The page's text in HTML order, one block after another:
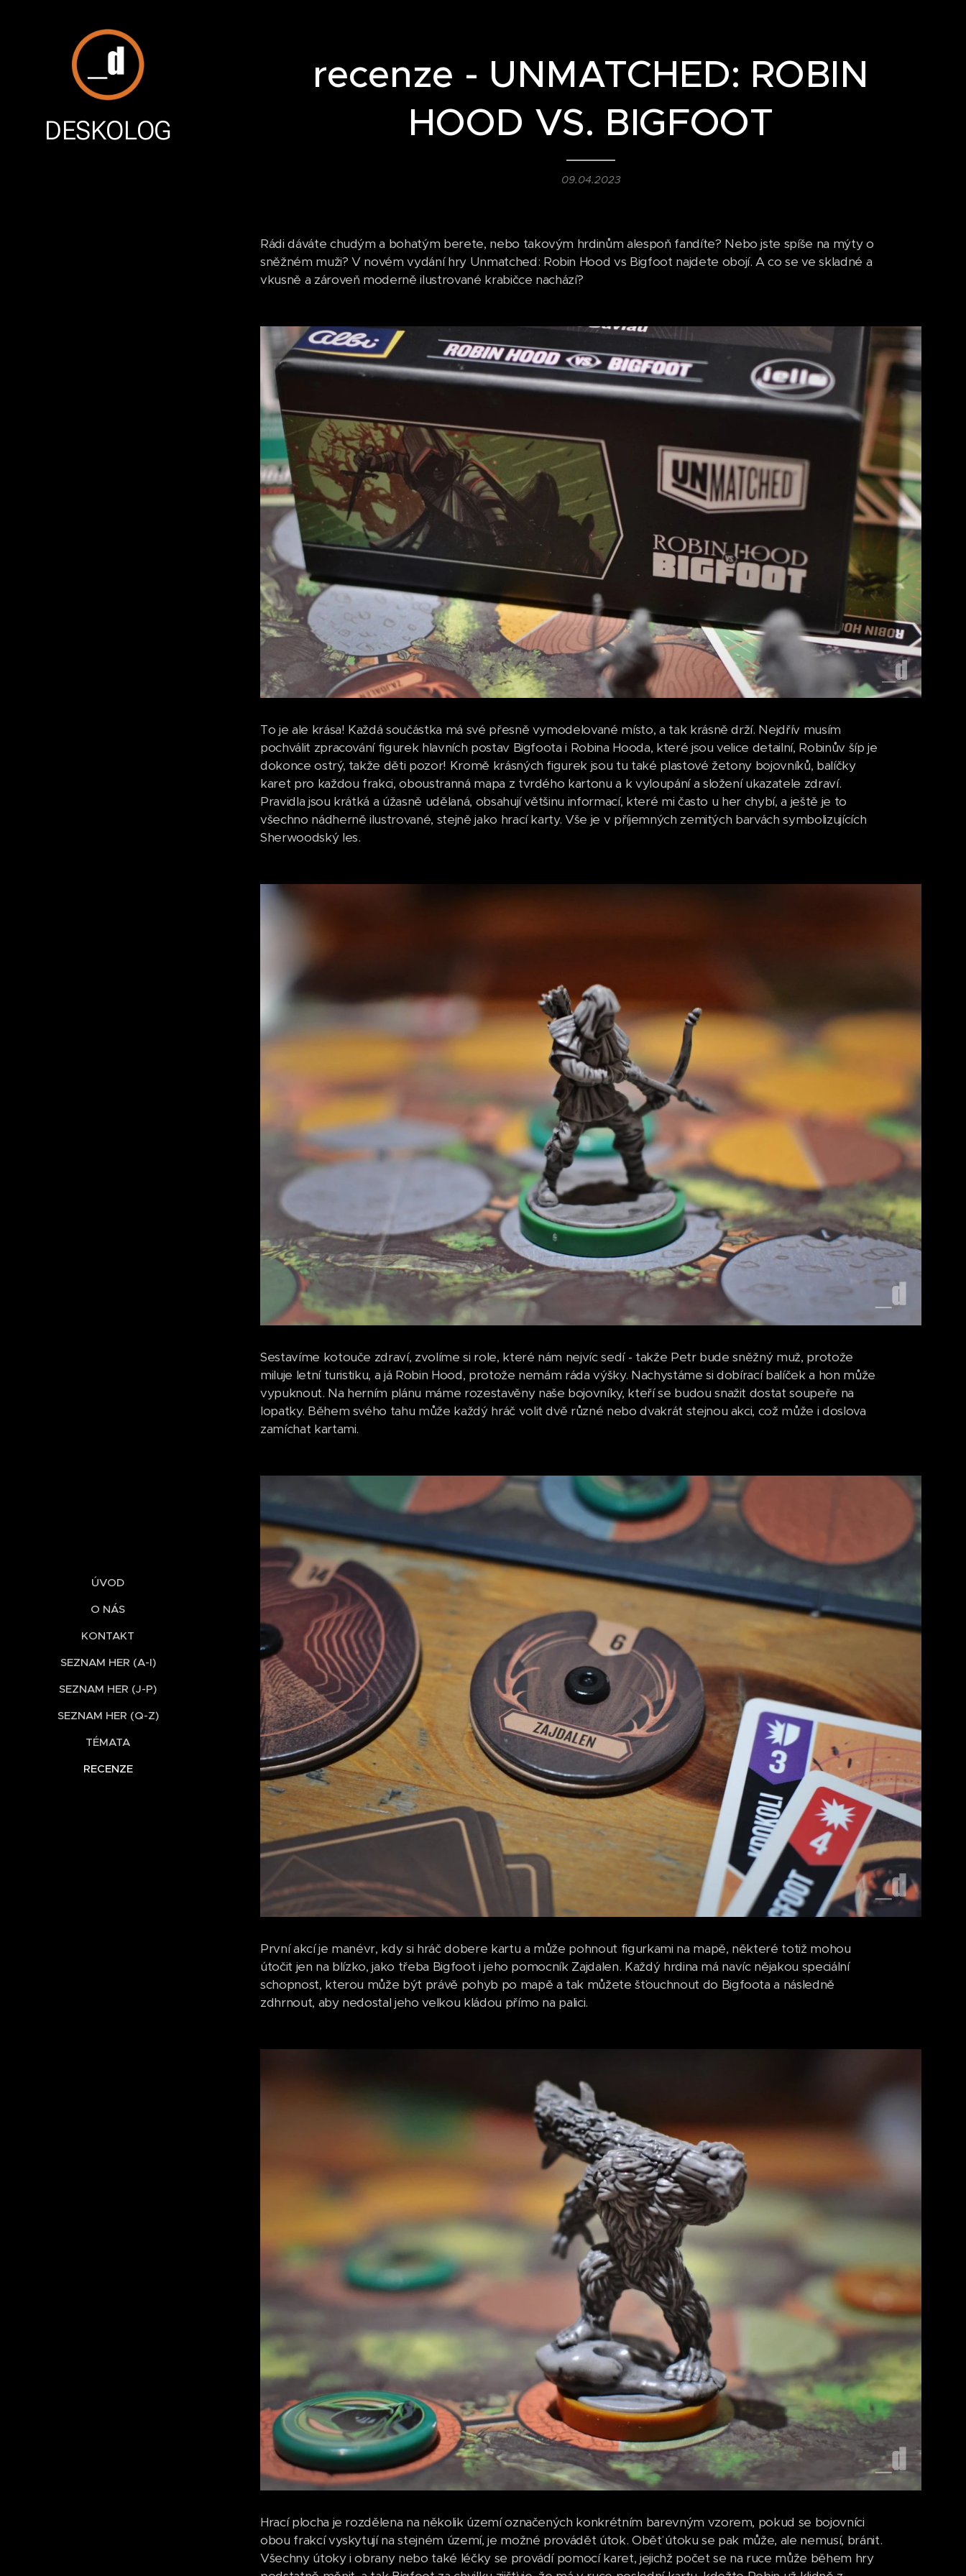
DESKOLOG
ÚVOD
O NÁS
KONTAKT
SEZNAM HER (A-I)
SEZNAM HER (J-P)
SEZNAM HER (Q-Z)
TÉMATA
RECENZE
recenze - UNMATCHED: ROBIN
HOOD VS. BIGFOOT
09.04.2023
Rádi dáváte chudým a bohatým berete, nebo takovým hrdinům alespoň fandíte? Nebo jste spíše na mýty o
sněžném muži? V novém vydání hry Unmatched: Robin Hood vs Bigfoot najdete obojí. A co se ve skladné a
vkusně a zároveň moderně ilustrované krabičce nachází?
To je ale krása! Každá součástka má své přesně vymodelované místo, a tak krásně drží. Nejdřív musím
pochválit zpracování figurek hlavních postav Bigfoota i Robina Hooda, které jsou velice detailní, Robinův šíp je
dokonce ostrý, takže děti pozor! Kromě krásných figurek jsou tu také plastové žetony bojovníků, balíčky
karet pro každou frakci, oboustranná mapa z tvrdého kartonu a k vyloupání a složení ukazatele zdraví.
Pravidla jsou krátká a úžasně udělaná, obsahují většinu informací, které mi často u her chybí, a ještě je to
všechno nádherně ilustrované, stejně jako hrací karty. Vše je v příjemných zemitých barvách symbolizujících
Sherwoodský les.
Sestavíme kotouče zdraví, zvolíme si role, které nám nejvíc sedí - takže Petr bude sněžný muž, protože
miluje letní turistiku, a já Robin Hood, protože nemám ráda výšky. Nachystáme si dobírací balíček a hon může
vypuknout. Na herním plánu máme rozestavěny naše bojovníky, kteří se budou snažit dostat soupeře na
lopatky. Během svého tahu může každý hráč volit dvě různé nebo dvakrát stejnou akci, což může i doslova
zamíchat kartami.
První akcí je manévr, kdy si hráč dobere kartu a může pohnout figurkami na mapě, některé totiž mohou
útočit jen na blízko, jako třeba Bigfoot i jeho pomocník Zajdalen. Každý hrdina má navíc nějakou speciální
schopnost, kterou může být právě pohyb po mapě a tak můžete šťouchnout do Bigfoota a následně
zdhrnout, aby nedostal jeho velkou kládou přímo na palici.
Hrací plocha je rozdělena na několik území označených konkrétním barevným vzorem, pokud se bojovníci
obou frakcí vyskytují na stejném území, je možné provádět útok. Oběť útoku se pak může, ale nemusí, bránit.
Všechny útoky i obrany nebo také léčky se provádí pomocí karet, jejichž počet se na ruce může během hry